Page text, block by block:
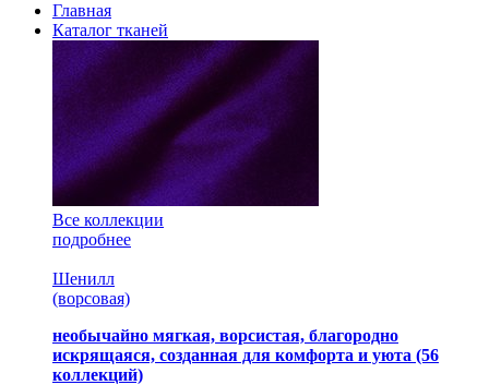
Главная
Каталог тканей
Все коллекции
подробнее
Шенилл
(ворсовая)
необычайно мягкая, ворсистая, благородно
искрящаяся, созданная для комфорта и уюта (56
коллекций)